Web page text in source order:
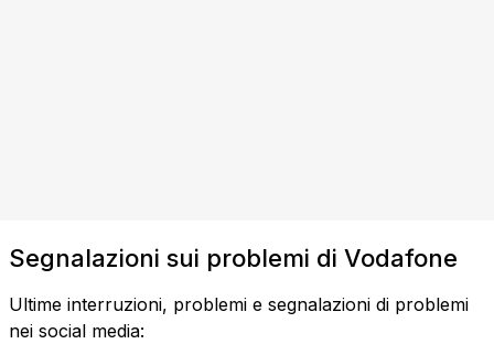
Segnalazioni sui problemi di Vodafone
Ultime interruzioni, problemi e segnalazioni di problemi
nei social media: